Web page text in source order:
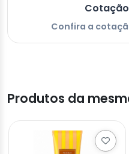
Confira a
Produtos da